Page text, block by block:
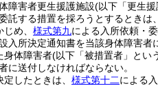
障害者更生援護施設(以下「更生
する措置を採ろうとするときは
め、 様式第九による入所依頼・
入所決定通知書を当該身体障害者
身体障害者(以下「被措置者」とい
に送付しなければならない。
したときは、 様式第十二による